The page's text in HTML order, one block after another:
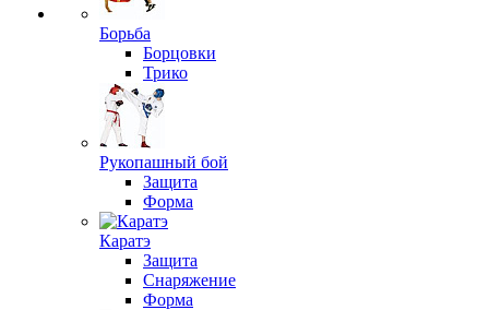
Борьба
Борцовки
Трико
Рукопашный бой
Защита
Форма
Каратэ
Защита
Снаряжение
Форма